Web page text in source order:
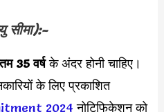
सीमा):-
35 वर्षके अंदर होनी चाहिए।
के लिए प्रकाशित
2024 नोटिफिकेशन को